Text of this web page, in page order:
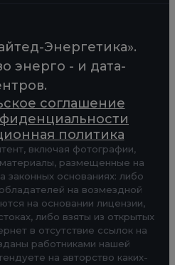
Энергетика».
энерго - и дата-
соглашение
политика
включая фотографии,
размещенные на
законных основаниях: либо
на возмездной
на основании лицензии,
либо взяты из открытых
в отсутствие ссылок на
работниками нашей
на авторство каких-